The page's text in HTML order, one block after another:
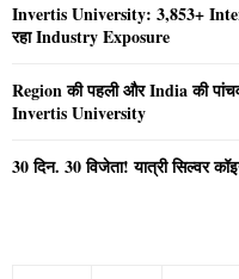
Invertis University: 3,853+
रहा Industry Exposure
Region की पहली और India की
Invertis University
30 दिन. 30 विजेता! यात्री सिल्वर